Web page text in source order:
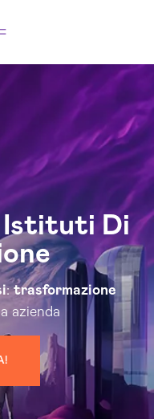
Istituti Di
:trasformazione
azienda